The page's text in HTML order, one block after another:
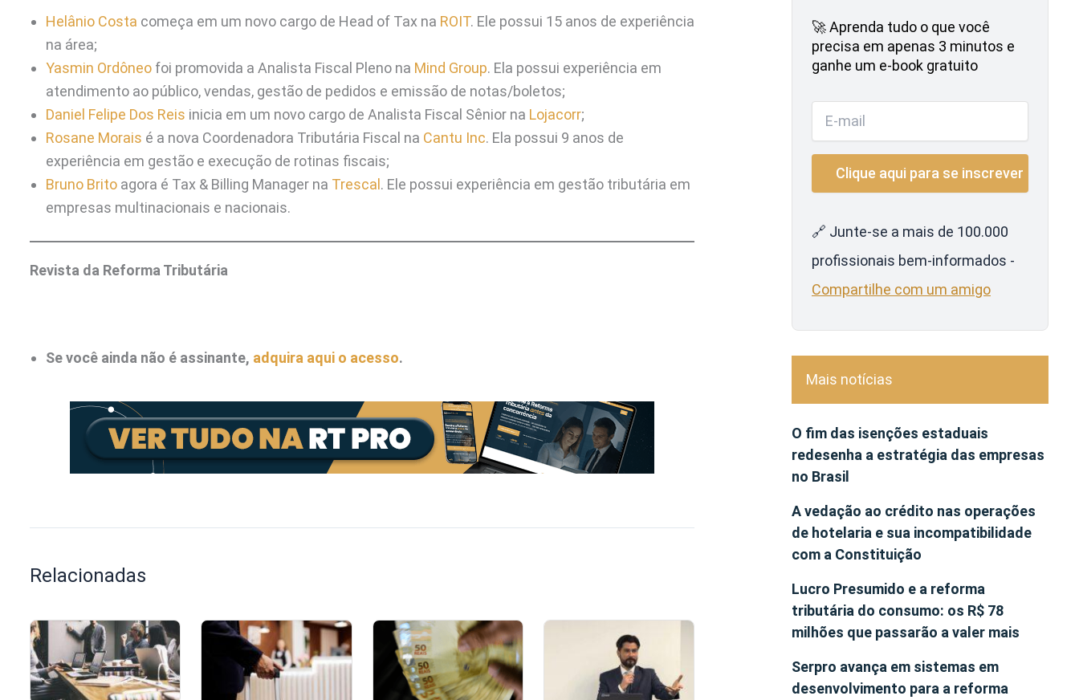
Helânio Costa começa em um novo cargo de Head of Tax na ROIT. Ele possui 15 anos de experiência
na área;
Yasmin Ordôneo foi promovida a Analista Fiscal Pleno na Mind Group. Ela possui experiência em
atendimento ao público, vendas, gestão de pedidos e emissão de notas/boletos;
Daniel Felipe Dos Reis inicia em um novo cargo de Analista Fiscal Sênior na Lojacorr;
Rosane Morais é a nova Coordenadora Tributária Fiscal na Cantu Inc. Ela possui 9 anos de
experiência em gestão e execução de rotinas fiscais;
Bruno Brito agora é Tax & Billing Manager na Trescal. Ele possui experiência em gestão tributária em
empresas multinacionais e nacionais.
Revista da Reforma Tributária
Se você ainda não é assinante, adquira aqui o acesso.
Relacionadas
🚀 Aprenda tudo o que você
precisa em apenas 3 minutos e
ganhe um e-book gratuito
🔗 Junte-se a mais de 100.000
profissionais bem-informados -
Compartilhe com um amigo
Mais notícias
O fim das isenções estaduais
redesenha a estratégia das empresas
no Brasil
A vedação ao crédito nas operações
de hotelaria e sua incompatibilidade
com a Constituição
Lucro Presumido e a reforma
tributária do consumo: os R$ 78
milhões que passarão a valer mais
Serpro avança em sistemas em
desenvolvimento para a reforma